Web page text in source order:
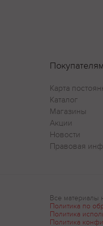
Покупателям
Карта
Каталог
Магазины
Акции
Новости
Правовая
Все материалы
Политика по
Политика
Политика